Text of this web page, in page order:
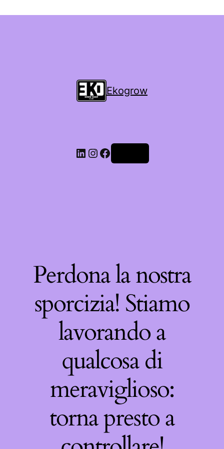
Ekogrow
Perdona la nostra
sporcizia! Stiamo
lavorando a
qualcosa di
meraviglioso:
torna presto a